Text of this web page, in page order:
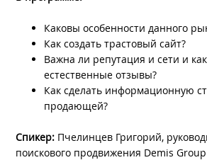
Каковы особенности данного
Как создать трастовый сайт?
Важна ли репутация и сети и
естественные отзывы?
Как сделать информационную
продающей?
Спикер: Пчелинцев Григорий,
поискового продвижения Demis Group